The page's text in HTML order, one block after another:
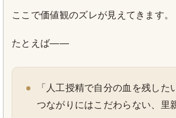
ここで価値観のズレが見えてきます。
たとえば——
「人工授精で自分の血を残した
つながりにはこだわらない、里